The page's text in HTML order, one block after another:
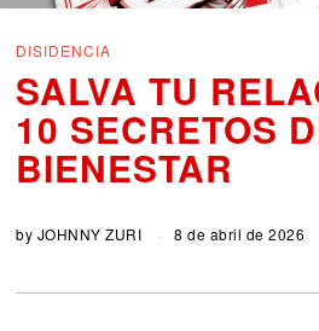
DISIDENCIA
SALVA TU
10 SECRETOS
BIENESTAR
by JOHNNY ZURI 8 de abril de 2026